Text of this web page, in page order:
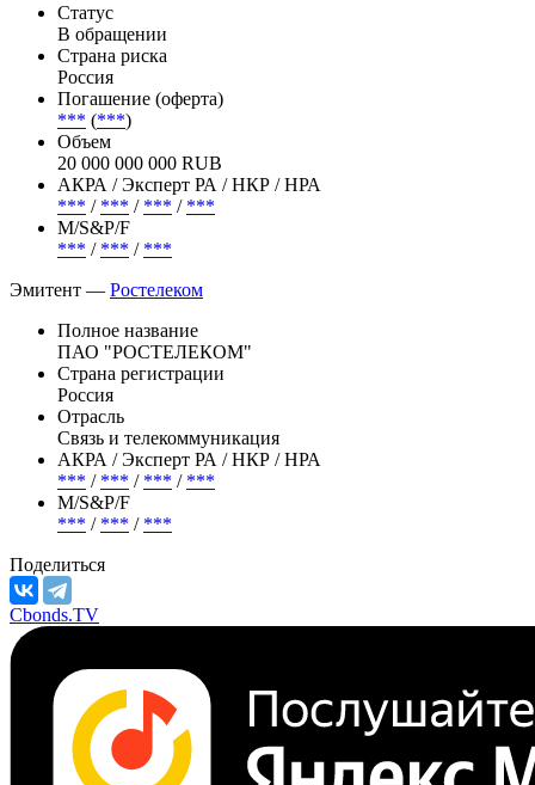
Статус
В обращении
Страна риска
Россия
Погашение (оферта)
*** (***)
Объем
20 000 000 000 RUB
АКРА / Эксперт РА / НКР / НРА
*** / *** / *** / ***
М/S&P/F
*** / *** / ***
Эмитент — Ростелеком
Полное название
ПАО "РОСТЕЛЕКОМ"
Страна регистрации
Россия
Отрасль
Связь и телекоммуникация
АКРА / Эксперт РА / НКР / НРА
*** / *** / *** / ***
М/S&P/F
*** / *** / ***
Поделиться
Cbonds.TV